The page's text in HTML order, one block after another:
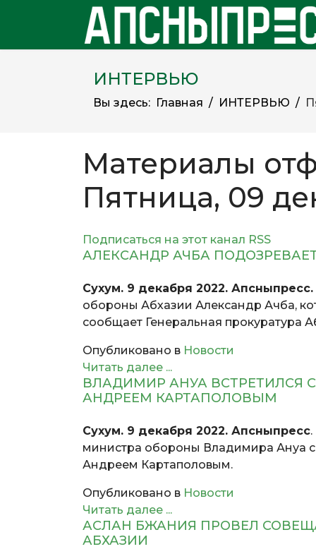
ИНТЕРВЬЮ
Вы здесь: Главная ИНТЕРВЬЮ
Материалы
Пятница, 09
Подписаться на этот канал RSS
АЛЕКСАНДР АЧБА
Сухум. 9 декабря 2022. Апсныпресс.
обороны Абхазии Александр Ачба,
сообщает Генеральная прокуратура
Опубликовано в Новости
Читать далее ...
ВЛАДИМИР АНУА ВСТРЕТИЛСЯ
АНДРЕЕМ КАРТАПОЛОВЫМ
Сухум. 9 декабря 2022. Апсныпресс
министра обороны Владимира Ануа
Андреем Картаполовым.
Опубликовано в Новости
Читать далее ...
АСЛАН БЖАНИЯ ПРОВЕЛ
АБХАЗИИ